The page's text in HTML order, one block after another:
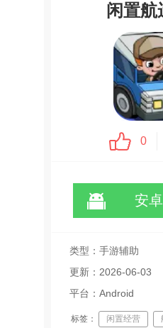
闲置航
0
安
类型：手游辅助
更新：2026-06-03
11:31:07
平台：Android
标签： 闲置经营